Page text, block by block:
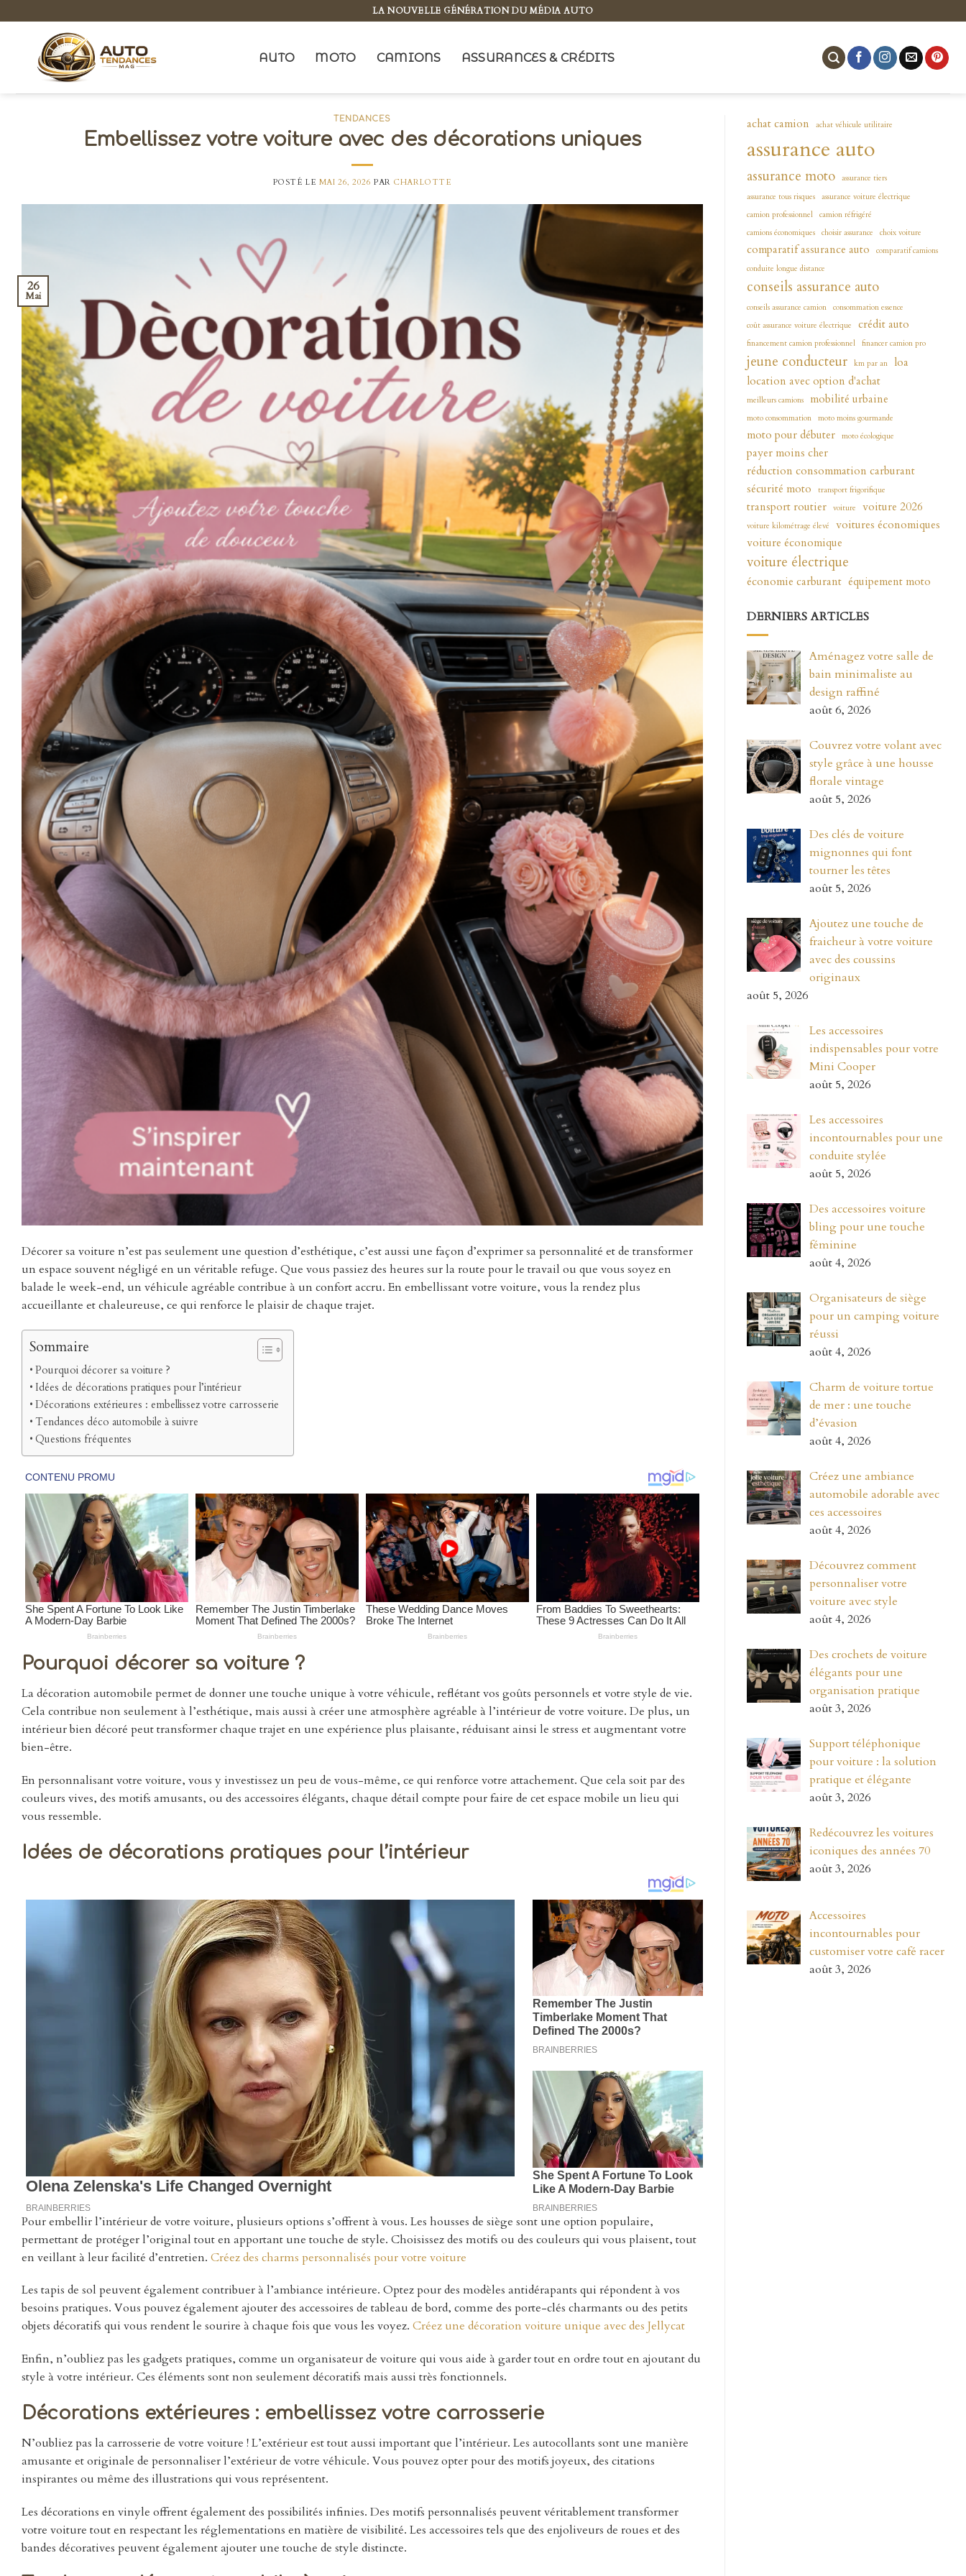
to
LA NOUVELLE GÉNÉRATION DU MÉDIA AUTO
AUTO MOTO CAMIONS ASSURANCES & CRÉDITS
TENDANCES
Embellissez votre voiture avec des décorations uniques
POSTÉ LE MAI 26, 2026 PAR CHARLOTTE
26
Mai
Décorer sa voiture n’est pas seulement une question d’esthétique, c’est aussi une façon d’exprimer sa personnalité et de transformer
un espace souvent négligé en un véritable refuge. Que vous passiez des heures sur la route pour le travail ou que vous soyez en
balade le week-end, un véhicule agréable contribue à un confort accru. En embellissant votre voiture, vous la rendez plus
accueillante et chaleureuse, ce qui renforce le plaisir de chaque trajet.
Sommaire
Pourquoi décorer sa voiture ?
Idées de décorations pratiques pour l’intérieur
Décorations extérieures : embellissez votre carrosserie
Tendances déco automobile à suivre
Questions fréquentes
Pourquoi décorer sa voiture ?
La décoration automobile permet de donner une touche unique à votre véhicule, reflétant vos goûts personnels et votre style de vie.
Cela contribue non seulement à l’esthétique, mais aussi à créer une atmosphère agréable à l’intérieur de votre voiture. De plus, un
intérieur bien décoré peut transformer chaque trajet en une expérience plus plaisante, réduisant ainsi le stress et augmentant votre
bien-être.
En personnalisant votre voiture, vous y investissez un peu de vous-même, ce qui renforce votre attachement. Que cela soit par des
couleurs vives, des motifs amusants, ou des accessoires élégants, chaque détail compte pour faire de cet espace mobile un lieu qui
vous ressemble.
Idées de décorations pratiques pour l’intérieur
Pour embellir l’intérieur de votre voiture, plusieurs options s’offrent à vous. Les housses de siège sont une option populaire,
permettant de protéger l’original tout en apportant une touche de style. Choisissez des motifs ou des couleurs qui vous plaisent, tout
en veillant à leur facilité d’entretien. Créez des charms personnalisés pour votre voiture
Les tapis de sol peuvent également contribuer à l’ambiance intérieure. Optez pour des modèles antidérapants qui répondent à vos
besoins pratiques. Vous pouvez également ajouter des accessoires de tableau de bord, comme des porte-clés charmants ou des petits
objets décoratifs qui vous rendent le sourire à chaque fois que vous les voyez. Créez une décoration voiture unique avec des Jellycat
Enfin, n’oubliez pas les gadgets pratiques, comme un organisateur de voiture qui vous aide à garder tout en ordre tout en ajoutant du
style à votre intérieur. Ces éléments sont non seulement décoratifs mais aussi très fonctionnels.
Décorations extérieures : embellissez votre carrosserie
N’oubliez pas la carrosserie de votre voiture ! L’extérieur est tout aussi important que l’intérieur. Les autocollants sont une manière
amusante et originale de personnaliser l’extérieur de votre véhicule. Vous pouvez opter pour des motifs joyeux, des citations
inspirantes ou même des illustrations qui vous représentent.
Les décorations en vinyle offrent également des possibilités infinies. Des motifs personnalisés peuvent véritablement transformer
votre voiture tout en respectant les réglementations en matière de visibilité. Les accessoires tels que des enjoliveurs de roues et des
bandes décoratives peuvent également ajouter une touche de style distincte.
achat camion achat véhicule utilitaire
assurance auto
assurance moto assurance tiers
assurance tous risques assurance voiture électrique
camion professionnel camion réfrigéré
camions économiques choisir assurance choix voiture
comparatif assurance auto
comparatif camions
conduite longue distance
conseils assurance auto
conseils assurance camion consommation essence
coût assurance voiture électrique
crédit auto
financement camion professionnel financer camion pro
jeune conducteur km par an
loa
location avec option d'achat
meilleurs camions mobilité urbaine
moto consommation moto moins gourmande
moto pour débuter moto écologique
payer moins cher
réduction consommation carburant
sécurité moto
transport frigorifique
transport routier voiture voiture 2026
voiture kilométrage élevé
voitures économiques
voiture économique
voiture électrique
économie carburant équipement moto
DERNIERS ARTICLES
Aménagez votre salle de
bain minimaliste au
design raffiné
août 6, 2026
Couvrez votre volant avec
style grâce à une housse
florale vintage
août 5, 2026
Des clés de voiture
mignonnes qui font
tourner les têtes
août 5, 2026
Ajoutez une touche de
fraicheur à votre voiture
avec des coussins
originaux
août 5, 2026
Les accessoires
indispensables pour votre
Mini Cooper
août 5, 2026
Les accessoires
incontournables pour une
conduite stylée
août 5, 2026
Des accessoires voiture
bling pour une touche
féminine
août 4, 2026
Organisateurs de siège
pour un camping voiture
réussi
août 4, 2026
Charm de voiture tortue
de mer : une touche
d’évasion
août 4, 2026
Créez une ambiance
automobile adorable avec
ces accessoires
août 4, 2026
Découvrez comment
personnaliser votre
voiture avec style
août 4, 2026
Des crochets de voiture
élégants pour une
organisation pratique
août 3, 2026
Support téléphonique
pour voiture : la solution
pratique et élégante
août 3, 2026
Redécouvrez les voitures
iconiques des années 70
août 3, 2026
Accessoires
incontournables pour
customiser votre café racer
août 3, 2026